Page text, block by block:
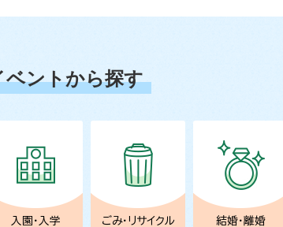
ベントから探す
入園・入学 ごみ・リサイクル 結婚・離婚